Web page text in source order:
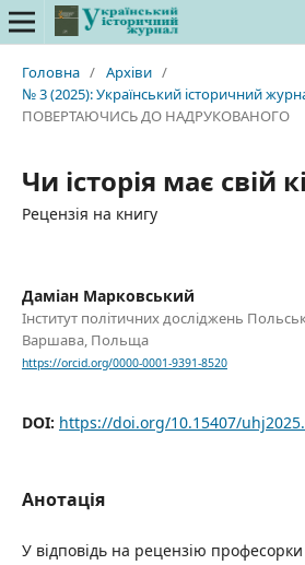
Головна / Архіви /
№ 3 (2025): Український історичний
ПОВЕРТАЮЧИСЬ ДО НАДРУКОВАНОГО
Чи історія має свій
Рецензія на книгу
Даміан Марковський
Інститут політичних досліджень
Варшава, Польща
https://orcid.org/0000-0001-9391-8520
DOI: https://doi.org/10.15407/
Анотація
У відповідь на рецензію